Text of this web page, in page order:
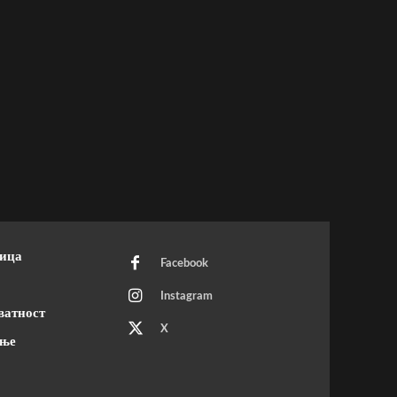
Facebook
Instagram
X